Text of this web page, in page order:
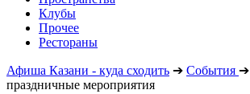
Клубы
Прочее
Рестораны
Афиша Казани - куда сходить ➔ События ➔
праздничные мероприятия